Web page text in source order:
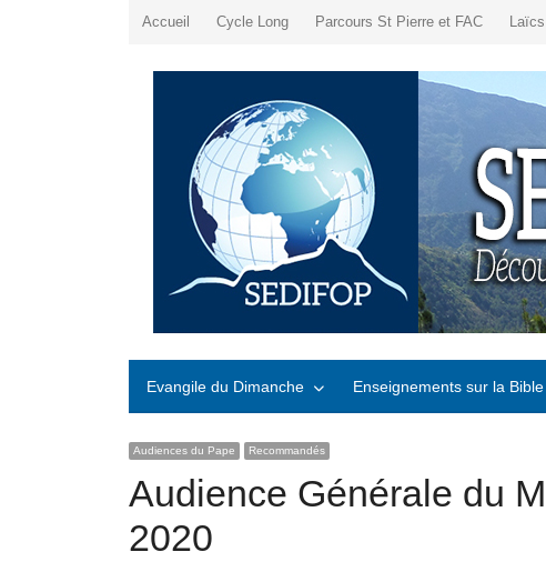
Accueil Cycle Long Parcours St Pierre et FAC
Evangile du Dimanche Enseignements sur la Bible
Audiences du Pape Recommandés
Audience Générale du
2020